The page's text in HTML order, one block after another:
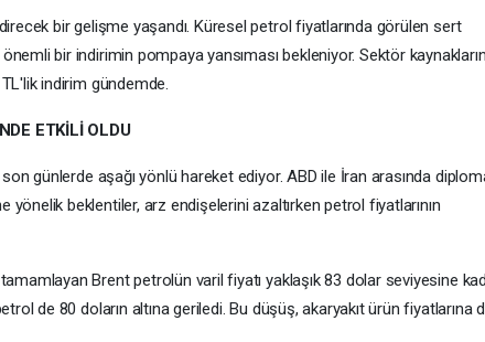
bir gelişme yaşandı. Küresel petrol fiyatlarında görülen sert
bir indirimin pompaya yansıması bekleniyor. Sektör
indirim gündemde.
ETKİLİ OLDU
günlerde aşağı yönlü hareket ediyor. ABD ile İran arasında
beklentiler, arz endişelerini azaltırken petrol fiyatlarının
Brent petrolün varil fiyatı yaklaşık 83 dolar seviyesine
de 80 doların altına geriledi. Bu düşüş, akaryakıt ürün fiyatlarına